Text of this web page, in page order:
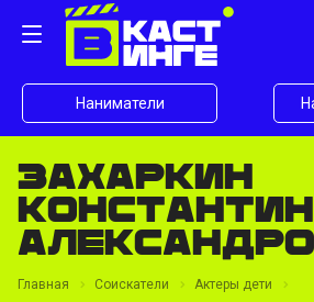
Наниматели
Захаркин
Константин
Главная Соискатели
Актеры дети